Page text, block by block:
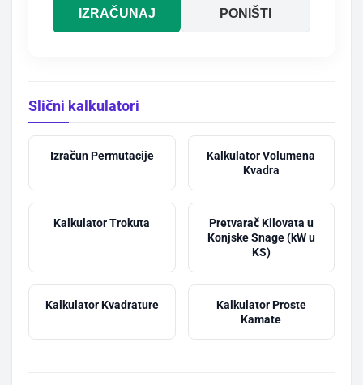
IZRAČUNAJ PONIŠTI
Slični kalkulatori
Izračun Permutacije
Kalkulator Volumena
Kvadra
Kalkulator Trokuta
Pretvarač Kilovata u
Konjske Snage (kW u
KS)
Kalkulator Kvadrature
Kalkulator Proste
Kamate